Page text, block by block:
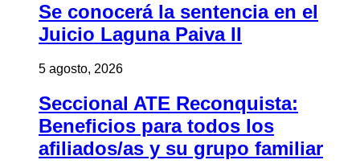
Se conocerá la sentencia en el
Juicio Laguna Paiva II
5 agosto, 2026
Seccional ATE Reconquista:
Beneficios para todos los
afiliados/as y su grupo familiar